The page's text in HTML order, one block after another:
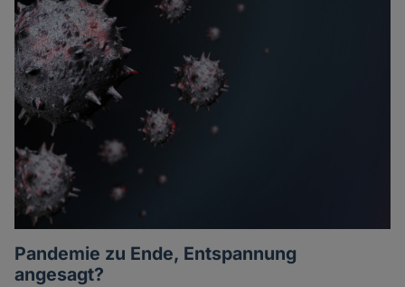
Pandemie zu Ende, Entspannung
angesagt?